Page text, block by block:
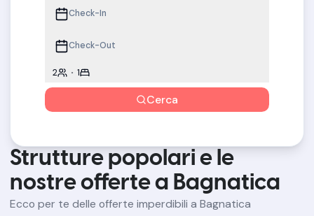
2 1
Cerca
Strutture popolari e le
nostre offerte a Bagnatica
Ecco per te delle offerte imperdibili a Bagnatica